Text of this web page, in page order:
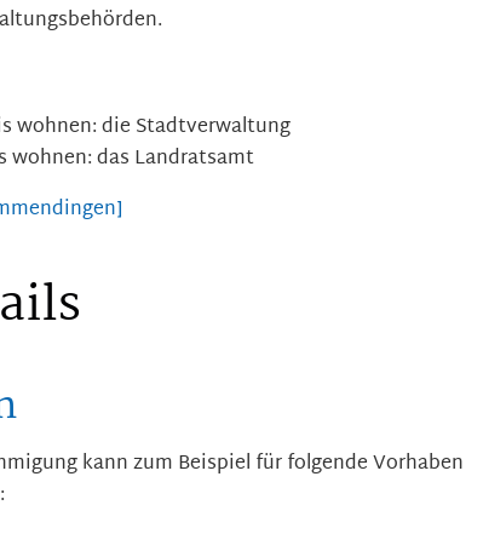
wohnen: die Stadtverwaltung
wohnen: das Landratsamt
kann zum Beispiel für folgende Vorhaben